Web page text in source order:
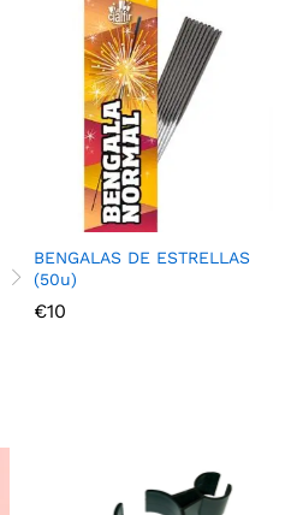
BENGALAS DE ESTRELLAS
(50u)
€10